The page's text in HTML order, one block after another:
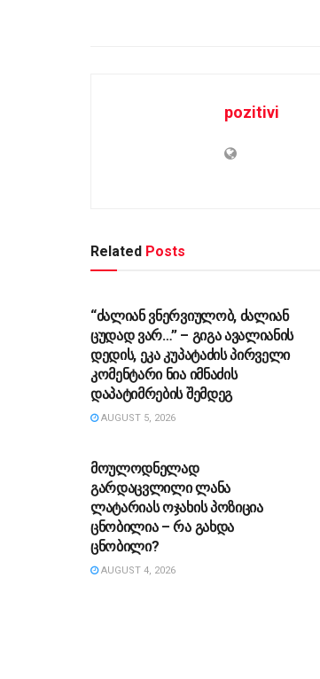
pozitivi
Related Posts
“ძა­ლი­ან ვნერ­ვი­უ­ლობ, ძა­ლი­ან
ცუ­დად ვარ…” – გიგა ავა­ლი­ა­ნის
დე­დის, ეკა კუ­პა­ტა­ძის პირველი
კომენტარი ნია იმნაძის
დაპატიმრების შემდეგ
AUGUST 5, 2026
მოულოდნელად
გარდაცვლილი ლანა
ლატარიას ოჯახის პოზიცია
ცნობილია – რა გახდა
ცნობილი?
AUGUST 4, 2026